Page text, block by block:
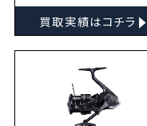
買取実績はコチラ ▸